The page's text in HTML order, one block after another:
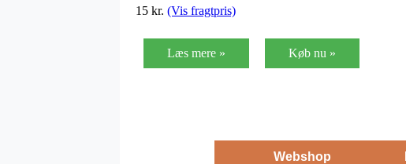
15 kr. (Vis fragtpris)
Læs mere » Køb nu »
Webshop